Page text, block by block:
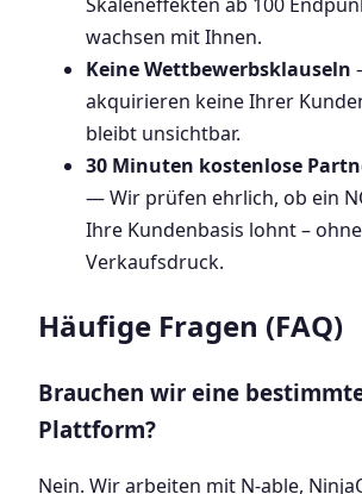
Skaleneffekten ab 100
wachsen mit Ihnen.
Keine Wettbewerbsklauseln
akquirieren keine Ihrer
bleibt unsichtbar.
30 Minuten kostenlose
— Wir prüfen ehrlich, ob ein
Ihre Kundenbasis lohnt – ohne
Verkaufsdruck.
Häufige Fragen (FAQ)
Brauchen wir eine
Plattform?
Nein. Wir arbeiten mit N-able,